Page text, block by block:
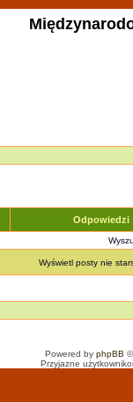
Odpowiedzi
Wyświetl posty nie
Powered by phpBB
Przyjazne